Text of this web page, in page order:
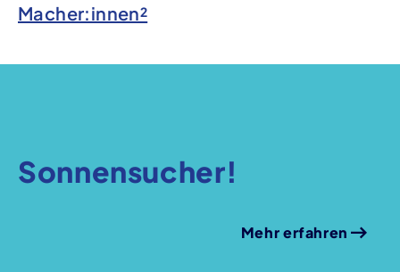
Macher:innen²
Sonnensucher!
Mehr erfahren